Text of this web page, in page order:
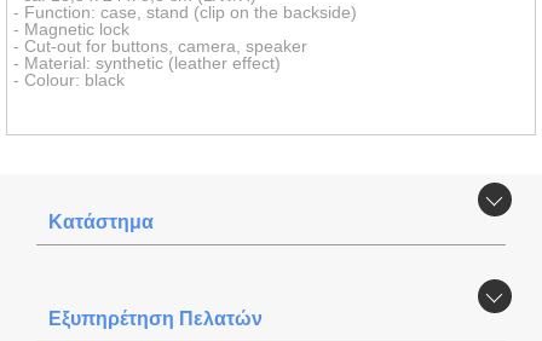
- Function: case, stand (clip on the backside)
- Magnetic lock
- Cut-out for buttons, camera, speaker
- Material: synthetic (leather effect)
- Colour: black
Κατάστημα
Εξυπηρέτηση Πελατών